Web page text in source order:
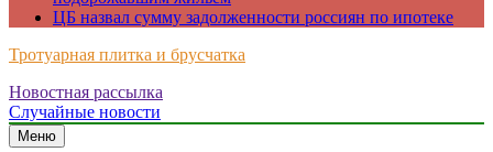
ЦБ назвал сумму задолженности россиян по ипотеке
Тротуарная плитка и брусчатка
Just another WordPress site
Новостная рассылка
Случайные новости
Меню